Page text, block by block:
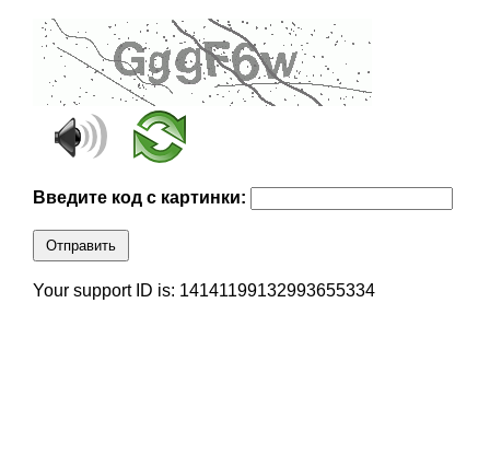
Введите код с картинки:
Отправить
Your support ID is: 14141199132993655334